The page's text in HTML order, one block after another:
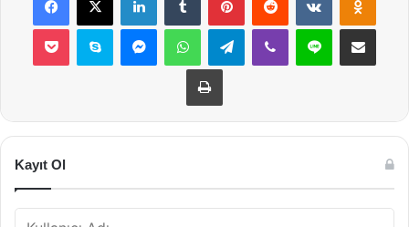
Pocket Skype MessengerWhatsAppTelegramViber Line E-Posta ile
Yazdır
Kayıt Ol